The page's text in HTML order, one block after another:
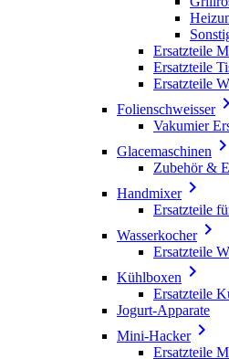
Ersatzteile
Ersatzteile
Ersatzteile
Folienschweisser
Vakumier
Glacemaschinen 
Zubehör &
Handmixer
Ersatzteile
Wasserkocher
Ersatzteile
Kühlboxen 
Ersatzteile
Jogurt-Apparate
Mini-Hacker
Ersatzteile